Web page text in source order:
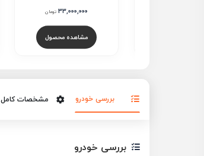
33,000,000 تومان
مشاهده محصول
بررسی خودرو مشخصات کامل
بررسی خودرو